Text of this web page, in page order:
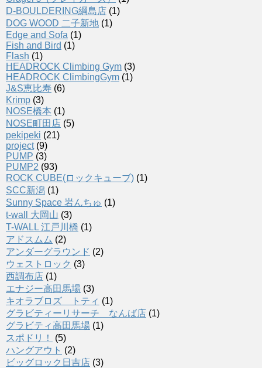
D-BOULDERING綱島店 (1)
DOG WOOD 二子新地 (1)
Edge and Sofa (1)
Fish and Bird (1)
Flash (1)
HEADROCK Climbing Gym (3)
HEADROCK ClimbingGym (1)
J&S恵比寿 (6)
Krimp (3)
NOSE橋本 (1)
NOSE町田店 (5)
pekipeki (21)
project(9)
PUMP (3)
PUMP2 (93)
ROCK CUBE(ロックキューブ) (1)
SCC新潟 (1)
Sunny Space 岩んちゅ (1)
t-wall 大岡山 (3)
T-WALL 江戸川橋 (1)
アドスムム (2)
アンダーグラウンド (2)
ウェストロック (3)
西調布店 (1)
エナジー高田馬場 (3)
キオラブロズ トティ (1)
グラビティーリサーチ なんば店 (1)
グラビティ高田馬場 (1)
スポドリ！
(5)
ハングアウト (2)
ビッグロック日吉店 (3)